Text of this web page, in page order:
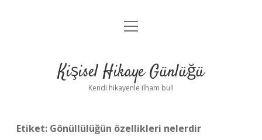
Anasayfa
Yasal Uyarı
menüyü
Kişisel Hikaye Günlüğü
Kendi hikayenle ilham bul!
Etiket: Gönüllülüğün özellikleri nelerdir